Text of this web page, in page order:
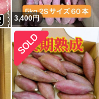
3,400円